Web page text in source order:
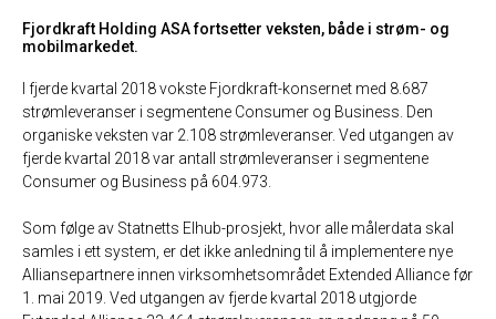
Fjordkraft Holding ASA fortsetter veksten, både i strøm- og
mobilmarkedet.
I fjerde kvartal 2018 vokste Fjordkraft-konsernet med 8.687
strømleveranser i segmentene Consumer og Business. Den
organiske veksten var 2.108 strømleveranser. Ved utgangen av
fjerde kvartal 2018 var antall strømleveranser i segmentene
Consumer og Business på 604.973.
Som følge av Statnetts Elhub-prosjekt, hvor alle målerdata skal
samles i ett system, er det ikke anledning til å implementere nye
Alliansepartnere innen virksomhetsområdet Extended Alliance før
1. mai 2019. Ved utgangen av fjerde kvartal 2018 utgjorde